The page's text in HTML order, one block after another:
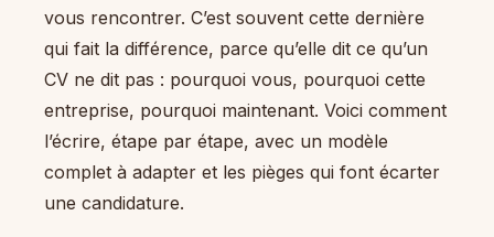
vous rencontrer. C’est souvent cette dernière
qui fait la différence, parce qu’elle dit ce qu’un
CV ne dit pas : pourquoi vous, pourquoi cette
entreprise, pourquoi maintenant. Voici comment
l’écrire, étape par étape, avec un modèle
complet à adapter et les pièges qui font écarter
une candidature.